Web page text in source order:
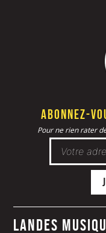
Abonnez-
Pour ne rien rater
Landes